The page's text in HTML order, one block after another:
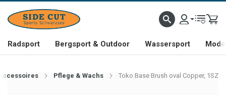
Radsport Bergsport & Outdoor Wassersport
Pflege & Wachs Toko Base Brush oval Copper, 1SZ